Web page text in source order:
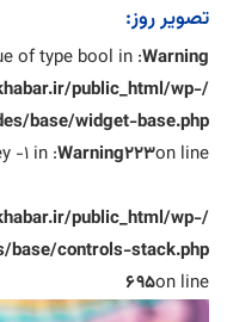
تصویر روز:
Warning
: Trying to access array offset on value of type bool in
public_html/wp-
base/widget-base.php
on line
223
Warning
: Undefined array key -1 in
public_html/wp-
base/controls-stack.php
on line
695